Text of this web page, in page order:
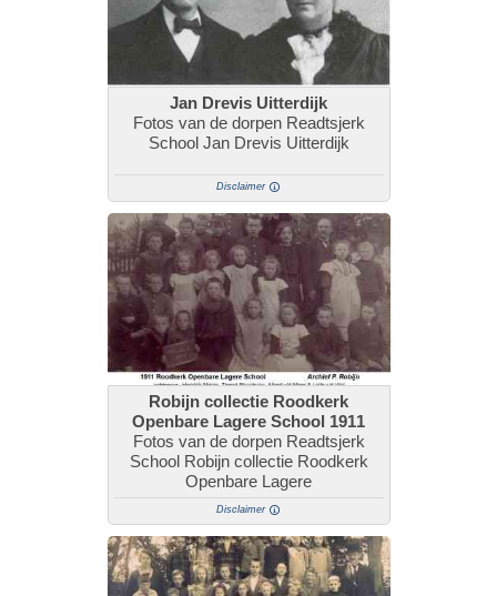
Jan Drevis Uitterdijk
Fotos van de dorpen Readtsjerk
School Jan Drevis Uitterdijk
Disclaimer
Robijn collectie Roodkerk
Openbare Lagere School 1911
Fotos van de dorpen Readtsjerk
School Robijn collectie Roodkerk
Openbare Lagere
Disclaimer